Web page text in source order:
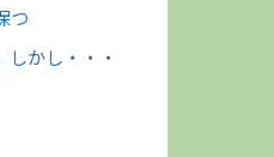
つ
かし・・・